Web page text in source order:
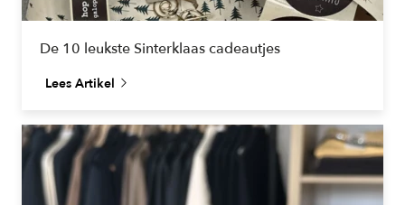
De 10 leukste Sinterklaas cadeautjes
Lees Artikel